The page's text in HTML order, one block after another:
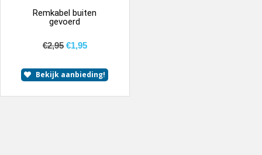
Remkabel buiten
gevoerd
€2,95 €1,95
Bekijk aanbieding!